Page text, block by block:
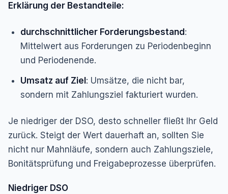
Erklärung der Bestandteile:
durchschnittlicher Forderungsbestand :
Mittelwert aus Forderungen zu Periodenbeginn
und Periodenende.
Umsatz auf Ziel : Umsätze, die nicht bar,
sondern mit Zahlungsziel fakturiert wurden.
Je niedriger der DSO, desto schneller fließt Ihr Geld
zurück. Steigt der Wert dauerhaft an, sollten Sie
nicht nur Mahnläufe, sondern auch Zahlungsziele,
Bonitätsprüfung und Freigabeprozesse überprüfen.
Niedriger DSO